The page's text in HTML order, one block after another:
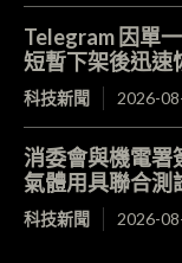
Telegram 因單
短暫下架後迅速
科技新聞 2026-
消委會與機電
氣體用具聯合測
科技新聞 2026-